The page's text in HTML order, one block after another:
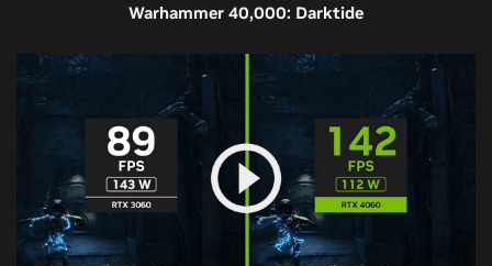
Warhammer 40,000: Darktide